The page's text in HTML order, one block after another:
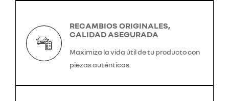
RECAMBIOS ORIGINALES,
CALIDAD ASEGURADA
Maximiza la vida útil de tu producto con
piezas auténticas.